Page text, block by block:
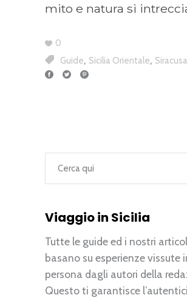
mito e natura si
0
Guide, Sicilia Orientale, Siracusa
Viaggio in Sicilia
Tutte le guide ed i nostri
basano su esperienze vissute
persona dagli autori della
Questo ti garantisce